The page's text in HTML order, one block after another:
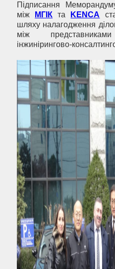
Підписання
між
МГІК та KENCA
шляху налагодження
між
інжинірингово-